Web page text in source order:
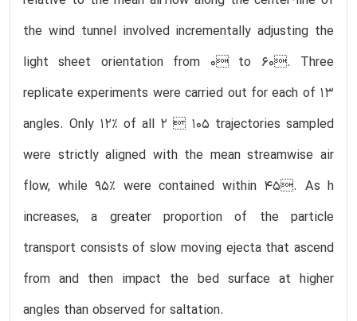
the wind tunnel involved incrementally adjusting the
light sheet orientation from 0 to 60. Three
replicate experiments were carried out for each of 13
angles. Only 12% of all 2  105 trajectories sampled
were strictly aligned with the mean streamwise air
flow, while 95% were contained within 45. As h
increases, a greater proportion of the particle
transport consists of slow moving ejecta that ascend
from and then impact the bed surface at higher
angles than observed for saltation.